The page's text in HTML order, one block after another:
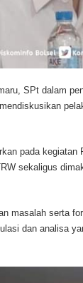
SPt dalam
pada
sekaligus
masalah serta
dan analisa